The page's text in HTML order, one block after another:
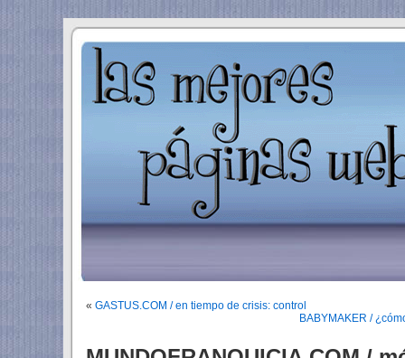
« GASTUS.COM / en tiempo de crisis: control
BABYMAKER /